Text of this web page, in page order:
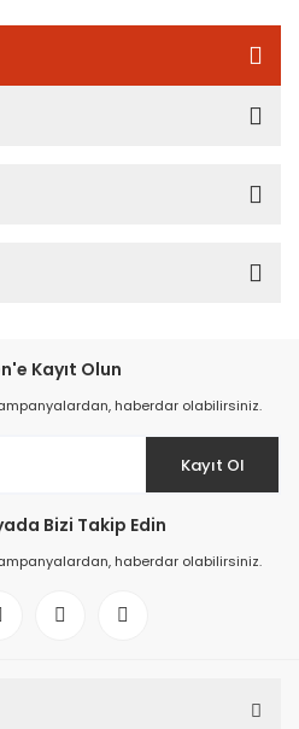
Kayıt Olun
haberdar olabilirsiniz.
Kayıt Ol
Bizi Takip Edin
haberdar olabilirsiniz.